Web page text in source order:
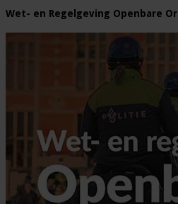
Wet- en Regelgeving Openbare